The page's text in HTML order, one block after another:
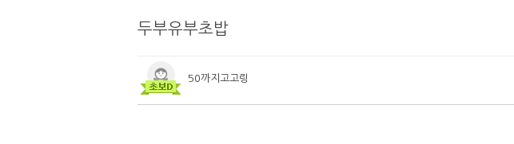
두부유부초밥
50까지고고링